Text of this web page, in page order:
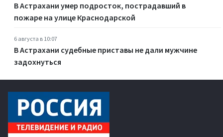
В Астрахани умер подросток, пострадавший в
пожаре на улице Краснодарской
6 августа в 10:07
В Астрахани судебные приставы не дали мужчине
задохнуться